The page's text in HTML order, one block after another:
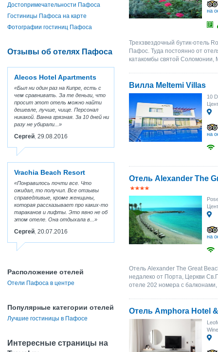
Достопримечательности Пафоса
Гостиницы Пафоса на карте
Фотографии гостиниц Пафоса
Отзывы об отелях Пафоса
Alecos Hotel Apartments
Был ни один раз на Кипре, есть с
чем сравнивать. За те деньги, что
просит этот отель можно найти
дешевле, лучше, чище. Персонал
никакой. Ванна грязная. 3а 10 дней ни
разу не убирали...
Сергей 29.08.2016
Vrachia Beach Resort
Понравилось почти все. Что
ожидал, то получил. Все отзывы
справедливые, кроме женщины,
которая рассказывает про каких-то
тараканов и лифты. Это явно не об
этом отеле. Она отдыхала в...
Сергей 20.07.2016
Расположение отелей
Отели Пафоса в центре
Популярные категории отелей
Лучшие гостиницы в Пафосе
Интересные страницы на
на
Трехзвездочный бутик-отель
Пафос. Туда постоянно от
катакомбы святой Соломонии,
Вилла Meltemi Villas
10
на
Отель Alexander The
на
Отель Alexander The Great
недалеко от Порта, Церкви
отеле 202 номера с
Отель Amphora Hotel